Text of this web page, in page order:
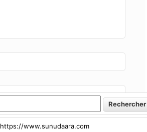
https://www.sunudaara.com